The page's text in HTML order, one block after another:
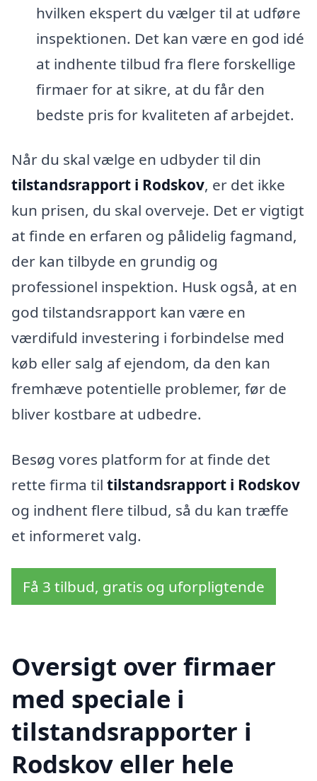
hvilken ekspert du vælger til at udføre
inspektionen. Det kan være en god idé
at indhente tilbud fra flere forskellige
firmaer for at sikre, at du får den
bedste pris for kvaliteten af arbejdet.
Når du skal vælge en udbyder til din
tilstandsrapport i Rodskov, er det ikke
kun prisen, du skal overveje. Det er vigtigt
at finde en erfaren og pålidelig fagmand,
der kan tilbyde en grundig og
professionel inspektion. Husk også, at en
god tilstandsrapport kan være en
værdifuld investering i forbindelse med
køb eller salg af ejendom, da den kan
fremhæve potentielle problemer, før de
bliver kostbare at udbedre.
Besøg vores platform for at finde det
rette firma til tilstandsrapport i Rodskov
og indhent flere tilbud, så du kan træffe
et informeret valg.
Få 3 tilbud, gratis og uforpligtende
Oversigt over firmaer
med speciale i
tilstandsrapporter i
Rodskov eller hele